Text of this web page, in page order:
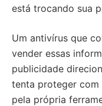
está trocando sua
Um antivírus que
vender essas
publicidade
tenta proteger com
pela própria